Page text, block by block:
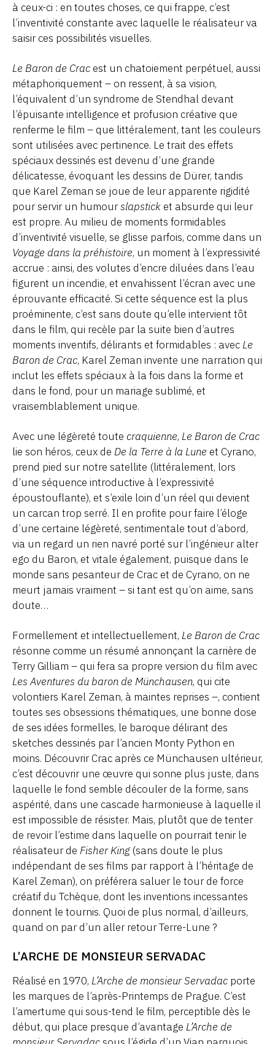
à ceux-ci : en toutes choses, ce qui frappe, c’est
l’inventivité constante avec laquelle le réalisateur va
saisir ces possibilités visuelles.
Le Baron de Crac est un chatoiement perpétuel, aussi
métaphoriquement – on ressent, à sa vision,
l’équivalent d’un syndrome de Stendhal devant
l’épuisante intelligence et profusion créative que
renferme le film – que littéralement, tant les couleurs
sont utilisées avec pertinence. Le trait des effets
spéciaux dessinés est devenu d’une grande
délicatesse, évoquant les dessins de Dürer, tandis
que Karel Zeman se joue de leur apparente rigidité
pour servir un humourslapstick et absurde qui leur
est propre. Au milieu de moments formidables
d’inventivité visuelle, se glisse parfois, comme dans un
Voyage dans la préhistoire, un moment à l’expressivité
accrue : ainsi, des volutes d’encre diluées dans l’eau
figurent un incendie, et envahissent l’écran avec une
éprouvante efficacité. Si cette séquence est la plus
proéminente, c’est sans doute qu’elle intervient tôt
dans le film, qui recèle par la suite bien d’autres
moments inventifs, délirants et formidables : avecLe
Baron de Crac, Karel Zeman invente une narration qui
inclut les effets spéciaux à la fois dans la forme et
dans le fond, pour un mariage sublimé, et
vraisemblablement unique.
Avec une légèreté toute craquienne, Le Baron de Crac
lie son héros, ceux de De la Terre à la Lune et Cyrano,
prend pied sur notre satellite (littéralement, lors
d’une séquence introductive à l’expressivité
époustouflante), et s’exile loin d’un réel qui devient
un carcan trop serré. Il en profite pour faire l’éloge
d’une certaine légèreté, sentimentale tout d’abord,
via un regard un rien navré porté sur l’ingénieur alter
ego du Baron, et vitale également, puisque dans le
monde sans pesanteur de Crac et de Cyrano, on ne
meurt jamais vraiment – si tant est qu’on aime, sans
doute…
Formellement et intellectuellement, Le Baron de Crac
résonne comme un résumé annonçant la carrière de
Terry Gilliam – qui fera sa propre version du film avec
Les Aventures du baron de Münchausen, qui cite
volontiers Karel Zeman, à maintes reprises –, contient
toutes ses obsessions thématiques, une bonne dose
de ses idées formelles, le baroque délirant des
sketches dessinés par l’ancien Monty Python en
moins. Découvrir Crac après ce Münchausen ultérieur,
c’est découvrir une œuvre qui sonne plus juste, dans
laquelle le fond semble découler de la forme, sans
aspérité, dans une cascade harmonieuse à laquelle il
est impossible de résister. Mais, plutôt que de tenter
de revoir l’estime dans laquelle on pourrait tenir le
réalisateur de Fisher King(sans doute le plus
indépendant de ses films par rapport à l’héritage de
Karel Zeman), on préférera saluer le tour de force
créatif du Tchèque, dont les inventions incessantes
donnent le tournis. Quoi de plus normal, d’ailleurs,
quand on par d’un aller retour Terre-Lune ?
L’ARCHE DE MONSIEUR SERVADAC
Réalisé en 1970, L’Arche de monsieur Servadac porte
les marques de l’après-Printemps de Prague. C’est
l’amertume qui sous-tend le film, perceptible dès le
début, qui place presque d’avantage L’Arche de